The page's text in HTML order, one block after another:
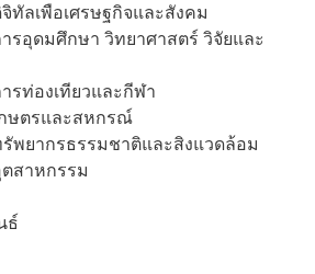
ทัลเพือเศรษฐกิจและสังคม
รอุดมศึกษา วิทยาศาสตร์ วิจัยและ
รท่องเทียวและกีฬา
กษตรและสหกรณ์
พยากรธรรมชาติและสิงแวดล้อม
สาหกรรม
ธ์